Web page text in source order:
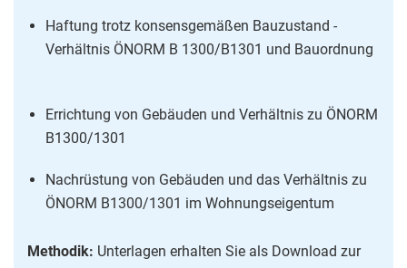
Haftung trotz konsensgemäßen Bauzustand -
Verhältnis ÖNORM B 1300/B1301 und Bauordnung
Errichtung von Gebäuden und Verhältnis zu ÖNORM
B1300/1301
Nachrüstung von Gebäuden und das Verhältnis zu
ÖNORM B1300/1301 im Wohnungseigentum
Methodik: Unterlagen erhalten Sie als Download zur